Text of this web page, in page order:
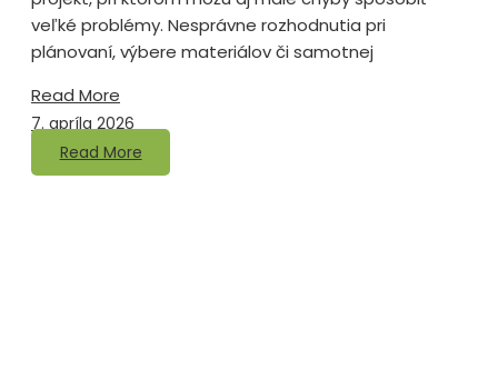
veľké problémy. Nesprávne rozhodnutia pri
plánovaní, výbere materiálov či samotnej
Read More
7. apríla 2026
Read More